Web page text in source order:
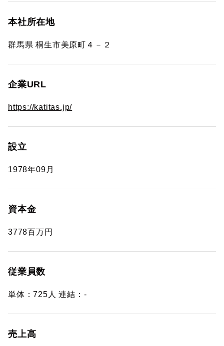
本社所在地
群馬県 桐生市美原町４－２
企業URL
https://katitas.jp/
設立
1978年09月
資本金
3778百万円
従業員数
単体：725人 連結：-
売上高